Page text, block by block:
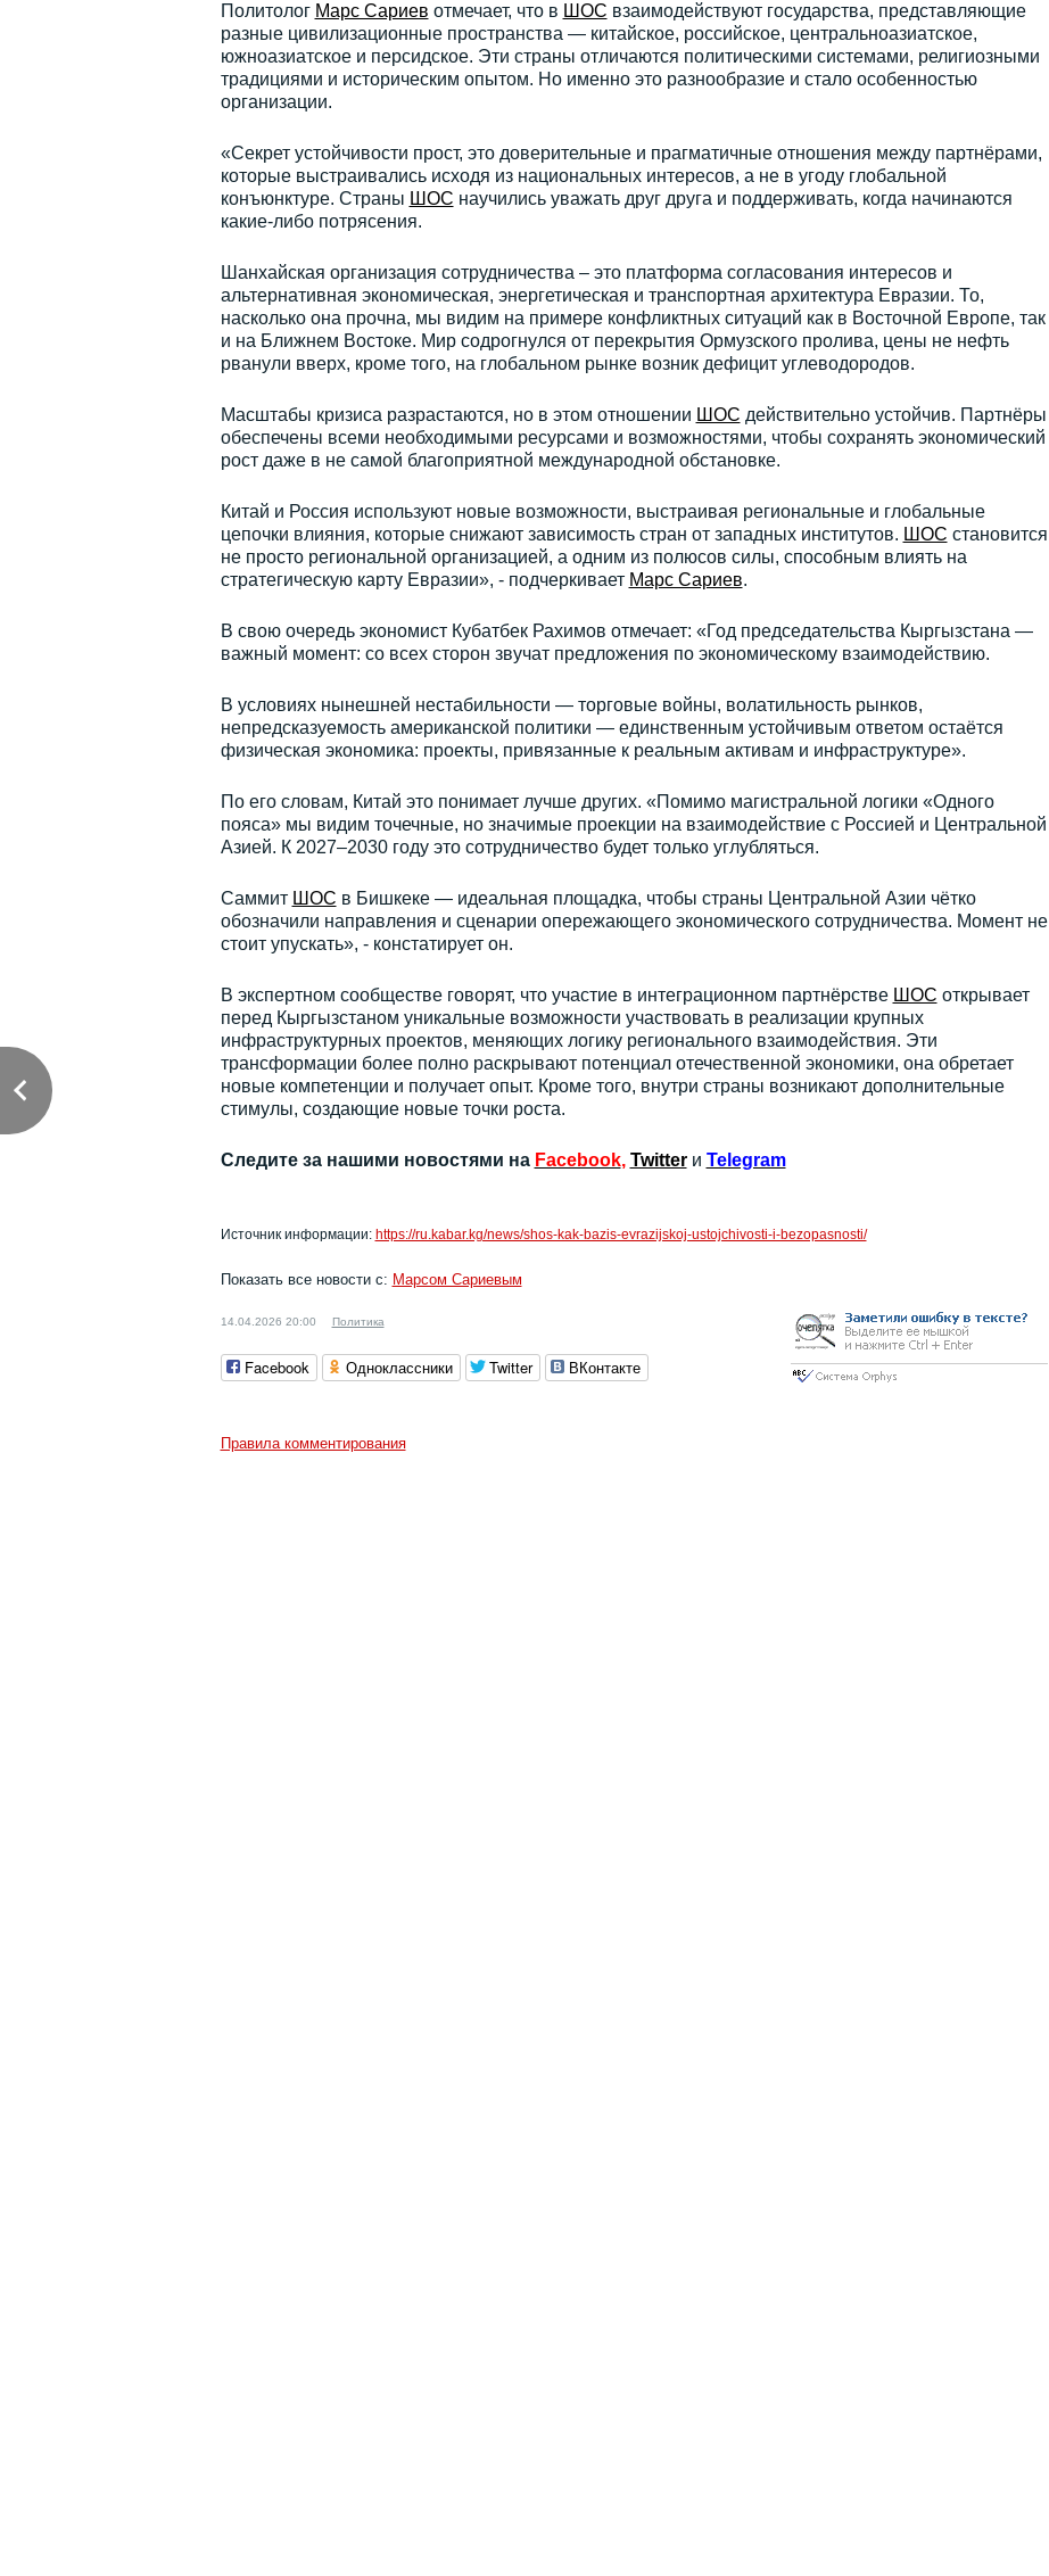
Политолог Марс Сариев отмечает, что в ШОС взаимодействуют государства, представляющие
разные цивилизационные пространства — китайское, российское, центральноазиатское,
южноазиатское и персидское. Эти страны отличаются политическими системами, религиозными
традициями и историческим опытом. Но именно это разнообразие и стало особенностью
организации.
«Секрет устойчивости прост, это доверительные и прагматичные отношения между партнёрами,
которые выстраивались исходя из национальных интересов, а не в угоду глобальной
конъюнктуре. Страны ШОС научились уважать друг друга и поддерживать, когда начинаются
какие-либо потрясения.
Шанхайская организация сотрудничества – это платформа согласования интересов и
альтернативная экономическая, энергетическая и транспортная архитектура Евразии. То,
насколько она прочна, мы видим на примере конфликтных ситуаций как в Восточной Европе, так
и на Ближнем Востоке. Мир содрогнулся от перекрытия Ормузского пролива, цены не нефть
рванули вверх, кроме того, на глобальном рынке возник дефицит углеводородов.
Масштабы кризиса разрастаются, но в этом отношении ШОС действительно устойчив. Партнёры
обеспечены всеми необходимыми ресурсами и возможностями, чтобы сохранять экономический
рост даже в не самой благоприятной международной обстановке.
Китай и Россия используют новые возможности, выстраивая региональные и глобальные
цепочки влияния, которые снижают зависимость стран от западных институтов. ШОС становится
не просто региональной организацией, а одним из полюсов силы, способным влиять на
стратегическую карту Евразии», - подчеркивает Марс Сариев.
В свою очередь экономист Кубатбек Рахимов отмечает: «Год председательства Кыргызстана —
важный момент: со всех сторон звучат предложения по экономическому взаимодействию.
В условиях нынешней нестабильности — торговые войны, волатильность рынков,
непредсказуемость американской политики — единственным устойчивым ответом остаётся
физическая экономика: проекты, привязанные к реальным активам и инфраструктуре».
По его словам, Китай это понимает лучше других. «Помимо магистральной логики «Одного
пояса» мы видим точечные, но значимые проекции на взаимодействие с Россией и Центральной
Азией. К 2027–2030 году это сотрудничество будет только углубляться.
Саммит ШОС в Бишкеке — идеальная площадка, чтобы страны Центральной Азии чётко
обозначили направления и сценарии опережающего экономического сотрудничества. Момент не
стоит упускать», - констатирует он.
В экспертном сообществе говорят, что участие в интеграционном партнёрстве ШОС открывает
перед Кыргызстаном уникальные возможности участвовать в реализации крупных
инфраструктурных проектов, меняющих логику регионального взаимодействия. Эти
трансформации более полно раскрывают потенциал отечественной экономики, она обретает
новые компетенции и получает опыт. Кроме того, внутри страны возникают дополнительные
стимулы, создающие новые точки роста.
Следите за нашими новостями на Facebook, Twitter и Telegram
Источник информации: https://ru.kabar.kg/news/shos-kak-bazis-evrazijskoj-ustojchivosti-i-bezopasnosti/
Показать все новости с: Марсом Сариевым
14.04.2026 20:00 Политика
Facebook Одноклассники Twitter ВКонтакте
Правила комментирования